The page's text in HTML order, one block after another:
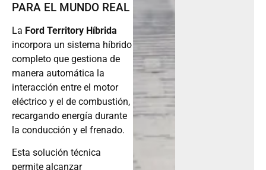
PARA EL MUNDO REAL
La Ford Territory Híbrida
incorpora un sistema híbrido
completo que gestiona de
manera automática la
interacción entre el motor
eléctrico y el de combustión,
recargando energía durante
la conducción y el frenado.
Esta solución técnica
permite alcanzar